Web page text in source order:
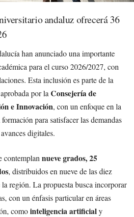
andaluz ofrecerá 36
han anunciado una importante
para el curso 2026/2027, con
Esta inclusión es parte de la
por la Consejería de
e Innovación, con un enfoque en la
para satisfacer las demandas
digitales.
contemplan nueve grados, 25
, distribuidos en nueve de las diez
región. La propuesta busca incorporar
con un énfasis particular en áreas
comointeligencia artificialy